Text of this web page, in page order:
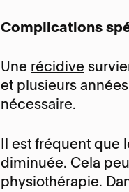
Complications
Une récidive
et plusieurs
nécessaire.
Il est fréquent que
diminuée. Cela
physiothérapie.